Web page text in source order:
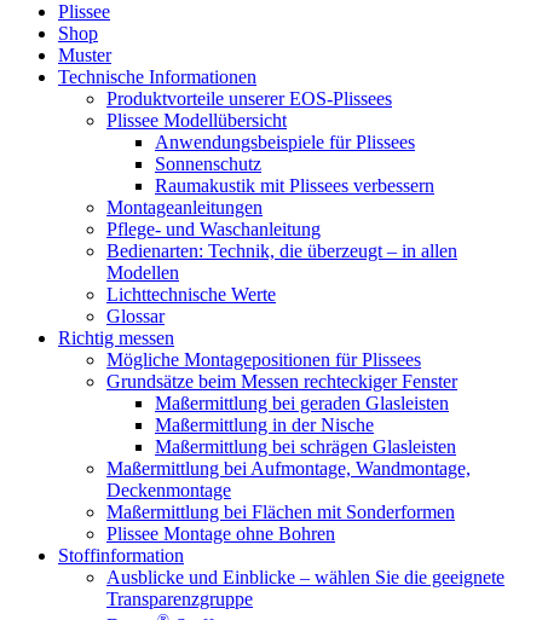
Plissee
Shop
Muster
Technische Informationen
Produktvorteile unserer EOS-Plissees
Plissee Modellübersicht
Anwendungsbeispiele für Plissees
Sonnenschutz
Raumakustik mit Plissees verbessern
Montageanleitungen
Pflege- und Waschanleitung
Bedienarten: Technik, die überzeugt – in allen
Modellen
Lichttechnische Werte
Glossar
Richtig messen
Mögliche Montagepositionen für Plissees
Grundsätze beim Messen rechteckiger Fenster
Maßermittlung bei geraden Glasleisten
Maßermittlung in der Nische
Maßermittlung bei schrägen Glasleisten
Maßermittlung bei Aufmontage, Wandmontage,
Deckenmontage
Maßermittlung bei Flächen mit Sonderformen
Plissee Montage ohne Bohren
Stoffinformation
Ausblicke und Einblicke – wählen Sie die geeignete
Transparenzgruppe